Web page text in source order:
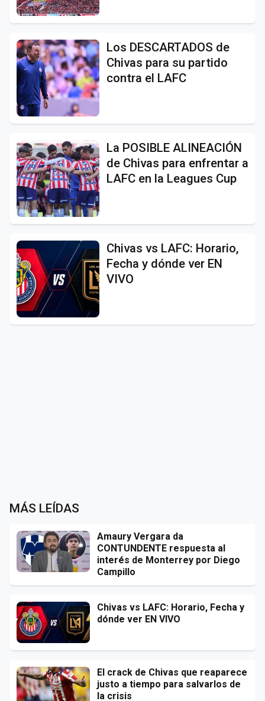
Los DESCARTADOS de
Chivas para su partido
contra el LAFC
La POSIBLE ALINEACIÓN
de Chivas para enfrentar a
LAFC en la Leagues Cup
Chivas vs LAFC: Horario,
Fecha y dónde ver EN
VIVO
MÁS LEÍDAS
Amaury Vergara da
CONTUNDENTE respuesta al
interés de Monterrey por Diego
Campillo
Chivas vs LAFC: Horario, Fecha y
dónde ver EN VIVO
El crack de Chivas que reaparece
justo a tiempo para salvarlos de
la crisis